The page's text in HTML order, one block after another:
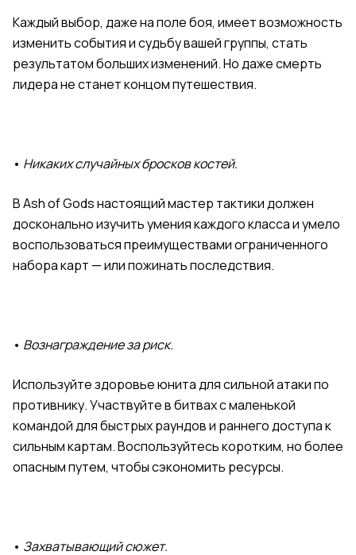
Каждый выбор, даже на поле боя, имеет возможность
изменить события и судьбу вашей группы, стать
результатом больших изменений. Но даже смерть
лидера не станет концом путешествия.
• Никаких случайных бросков костей.
В Ash of Gods настоящий мастер тактики должен
досконально изучить умения каждого класса и умело
воспользоваться преимуществами ограниченного
набора карт — или пожинать последствия.
• Вознаграждение за риск.
Используйте здоровье юнита для сильной атаки по
противнику. Участвуйте в битвах с маленькой
командой для быстрых раундов и раннего доступа к
сильным картам. Воспользуйтесь коротким, но более
опасным путем, чтобы сэкономить ресурсы.
• Захватывающий сюжет.